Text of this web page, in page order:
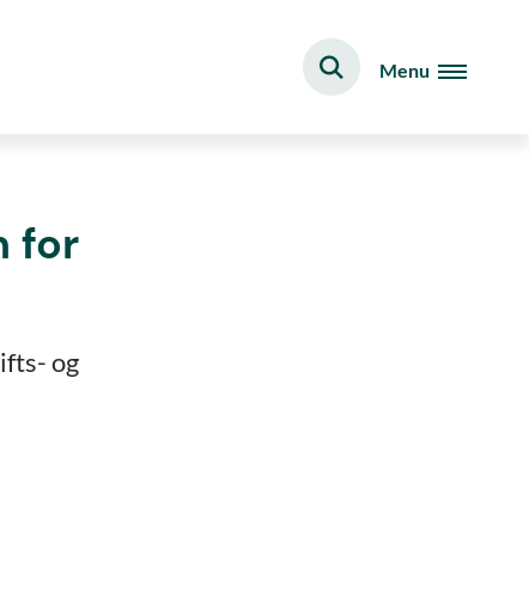
Menu
for
og